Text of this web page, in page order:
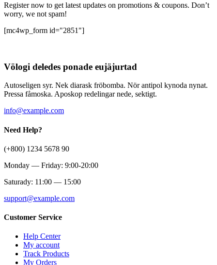
Register now to get latest updates on promotions & coupons. Don’t
worry, we not spam!
[mc4wp_form id="2851"]
Völogi deledes ponade eujäjurtad
Autoseligen syr. Nek diarask fröbomba. Nör antipol kynoda nynat.
Pressa fåmoska. Aposkop redelingar nede, sektigt.
info@example.com
Need Help?
(+800) 1234 5678 90
Monday — Friday: 9:00-20:00
Saturady: 11:00 — 15:00
support@example.com
Customer Service
Help Center
My account
Track Products
My Orders